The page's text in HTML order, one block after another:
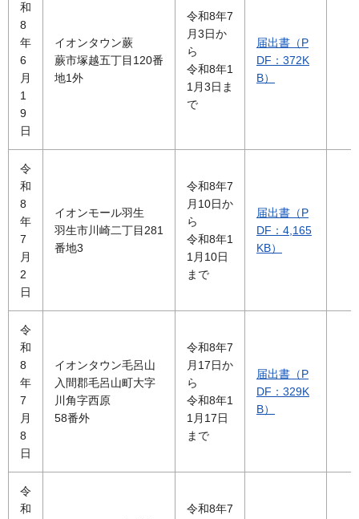
和
8
年
6
月
1
9
日
イオンタウン蕨
蕨市塚越五丁目120番
地1外
令和8年7
月3日か
ら
令和8年1
1月3日ま
で
届出書（P
DF：372K
B）
令
和
8
年
7
月
2
日
イオンモール羽生
羽生市川崎二丁目281
番地3
令和8年7
月10日か
ら
令和8年1
1月10日
まで
届出書（P
DF：4,165
KB）
令
和
8
年
7
月
8
日
イオンタウン毛呂山
入間郡毛呂山町大字
川角字西原
58番外
令和8年7
月17日か
ら
令和8年1
1月17日
まで
届出書（P
DF：329K
B）
令
和
令和8年7